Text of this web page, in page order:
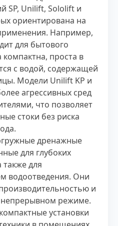
SP, Unilift, Sololift и
ориентирована на
Например,
для бытового
проста в
с водой, содержащей
Модели Unilift KP и
агрессивных сред
что позволяет
стоки без риска
дренажные
для глубоких
также для
водоотведения. Они
и
режиме.
установки